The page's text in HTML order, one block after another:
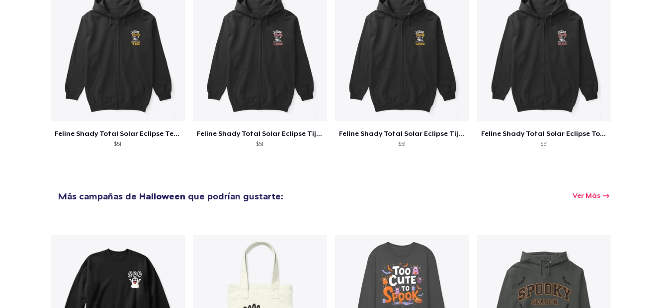
Feline Shady Total Solar Eclipse Texas
$51
Feline Shady Total Solar Eclipse Tijuana
$51
Feline Shady Total Solar Eclipse Tijuana
$51
Feline Shady Total Solar Eclipse Toledo
$51
Más campañas de Halloween que podrían gustarte: Ver Más
Bella Canvas 3001 | Classic Unisex Jersey T-Shirt
21,99 US$
Unisex Classic Crewneck Sweatshirt
32,99 US$
23,99 US$
Tru transfer Printed Premium Tee
27,99 US$
Comfort Colors 1717 | Classic Heavyweight T-Shirt